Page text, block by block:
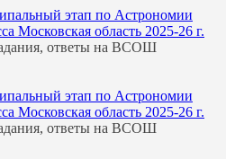
этап по Астрономии
Московская область 2025-26 г.
ответы на ВСОШ
этап по Астрономии
Московская область 2025-26 г.
ответы на ВСОШ